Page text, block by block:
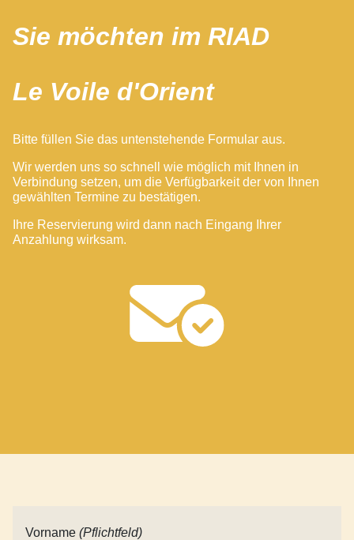
Sie möchten im RIAD
Le Voile d'Orient
Bitte füllen Sie das untenstehende Formular aus.
Wir werden uns so schnell wie möglich mit Ihnen in
Verbindung setzen, um die Verfügbarkeit der von Ihnen
gewählten Termine zu bestätigen.
Ihre Reservierung wird dann nach Eingang Ihrer
Anzahlung wirksam.
Vorname (Pflichtfeld)